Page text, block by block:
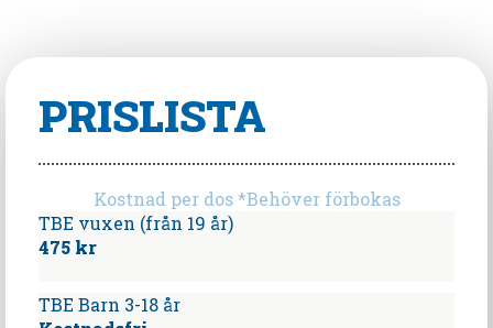
PRISLISTA
Kostnad per dos *Behöver förbokas
TBE vuxen (från 19 år)
475 kr
TBE Barn 3-18 år